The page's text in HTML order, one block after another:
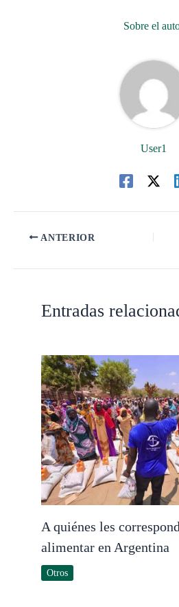
Sobre el
User1
ANTERIOR
Entradas
A quiénes les
alimentar en Argentina
Otros